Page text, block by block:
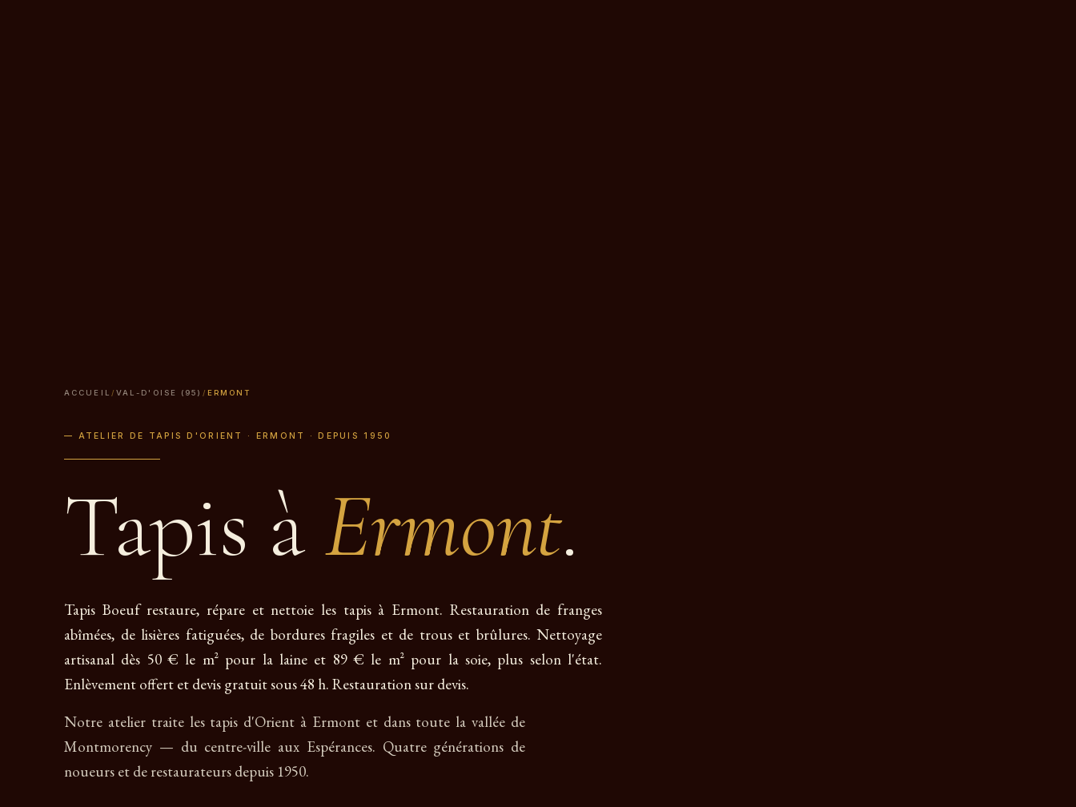
ACCUEIL / VAL-D'OISE (95) / ERMONT
— ATELIER DE TAPIS D'ORIENT · ERMONT · DEPUIS 1950
Tapis àErmont.
Tapis Boeuf restaure, répare et nettoie les tapis à Ermont. Restauration de franges
abîmées, de lisières fatiguées, de bordures fragiles et de trous et brûlures. Nettoyage
artisanal dès 50 € le m² pour la laine et 89 € le m² pour la soie, plus selon l'état.
Enlèvement offert et devis gratuit sous 48 h. Restauration sur devis.
Notre atelier traite les tapis d'Orient à Ermont et dans toute la vallée de
Montmorency — du centre-ville aux Espérances. Quatre générations de
noueurs et de restaurateurs depuis 1950.